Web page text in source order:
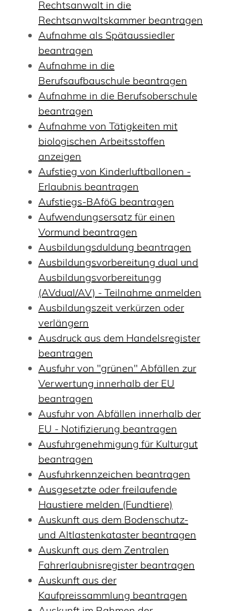
Rechtsanwalt in die
Rechtsanwaltskammer beantragen
Aufnahme als Spätaussiedler
beantragen
Aufnahme in die
Berufsaufbauschule beantragen
Aufnahme in die Berufsoberschule
beantragen
Aufnahme von Tätigkeiten mit
biologischen Arbeitsstoffen
anzeigen
Aufstieg von Kinderluftballonen -
Erlaubnis beantragen
Aufstiegs-BAföG beantragen
Aufwendungsersatz für einen
Vormund beantragen
Ausbildungsduldung beantragen
Ausbildungsvorbereitung dual und
Ausbildungsvorbereitungg
(AVdual/AV) - Teilnahme anmelden
Ausbildungszeit verkürzen oder
verlängern
Ausdruck aus dem Handelsregister
beantragen
Ausfuhr von "grünen" Abfällen zur
Verwertung innerhalb der EU
beantragen
Ausfuhr von Abfällen innerhalb der
EU - Notifizierung beantragen
Ausfuhrgenehmigung für Kulturgut
beantragen
Ausfuhrkennzeichen beantragen
Ausgesetzte oder freilaufende
Haustiere melden (Fundtiere)
Auskunft aus dem Bodenschutz-
und Altlastenkataster beantragen
Auskunft aus dem Zentralen
Fahrerlaubnisregister beantragen
Auskunft aus der
Kaufpreissammlung beantragen